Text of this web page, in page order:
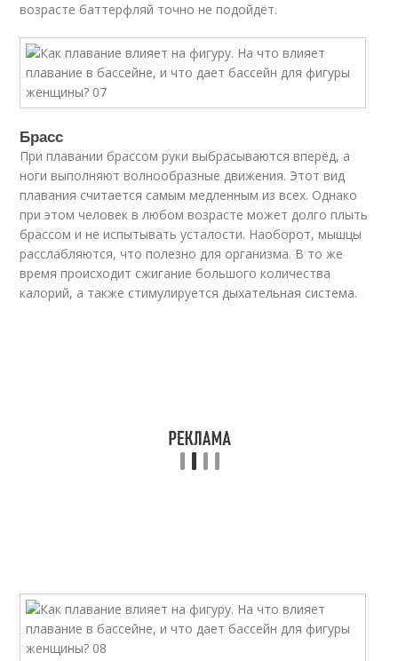
возрасте баттерфляй точно не подойдёт.
Брасс
При плавании брассом руки выбрасываются вперёд, а
ноги выполняют волнообразные движения. Этот вид
плавания считается самым медленным из всех. Однако
при этом человек в любом возрасте может долго плыть
брассом и не испытывать усталости. Наоборот, мышцы
расслабляются, что полезно для организма. В то же
время происходит сжигание большого количества
калорий, а также стимулируется дыхательная система.